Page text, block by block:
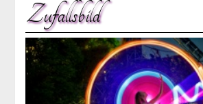
Zufallsbild